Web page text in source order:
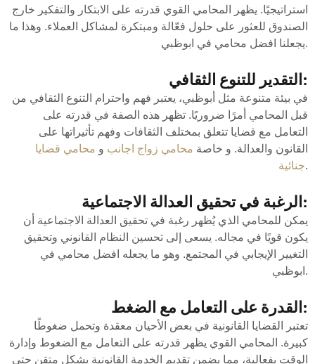
استراتيجيًا. يظهر المحامي القوي قدرته على الابتكار والتفكير خارج
الصندوق للعثور على حلول فعّالة ومبتكرة لمشاكل العملاء. وهذا ما
يجعلنا افضل محامي في ابوظبي.
التقدير للتنوع الثقافي:
في بيئة متنوعة مثل أبوظبي، يعتبر فهم واحترام التنوع الثقافي من
قبل المحامي أمرًا ضروريًا. تظهر هذه الصفة في قدرته على
التعامل مع قضايا تتعلق بمختلف الثقافات وفهم تأثيراتها على
القانون والعدالة. و خاصة محامي زواج اجانب و محامي قضايا
جنائية.
الرغبة في تحقيق العدالة الاجتماعية:
يمكن للمحامي الذي يُظهر رغبة في تحقيق العدالة الاجتماعية أن
يكون قويًا في مجاله. يسعى إلى تحسين النظام القانوني وتحقيق
التغيير الإيجابي في المجتمع. وهو ما يجعله افضل محامي في
ابوظبي.
القدرة على التعامل مع الضغط:
تعتبر القضايا القانونية في بعض الأحيان معقدة وتحمل ضغوطًا
كبيرة. المحامي القوي يظهر قدرته على التعامل مع الضغوط وإدارة
الوقت بفعالية، مما يضمن تقديم الخدمة القانونية بشكل متقن حتى